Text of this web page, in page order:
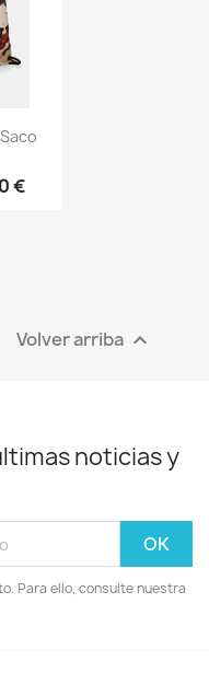
€
Volver arriba 
noticias y
Para ello, consulte nuestra